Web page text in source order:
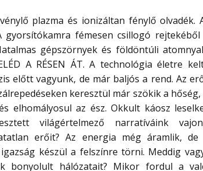
plazma és ionizáltan fénylő
gyorsítókamra fémesen csillogó
gépszörnyek és földöntúli
A RÉSEN ÁT. A technológia életre
előtt vagyunk, de már baljós a rend. Az
keresztül már szökik a
elhomályosul az ész. Okkult káosz
világértelmező narratíváink
erőit? Az energia még áramlik,
készül a felszínre törni. Meddig
bonyolult hálózatait? Mikor fordul a